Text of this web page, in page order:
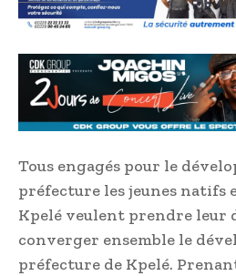
Tous engagés pour le
préfecture les jeunes natifs
Kpelé veulent prendre leur
converger ensemble le
préfecture de Kpelé.